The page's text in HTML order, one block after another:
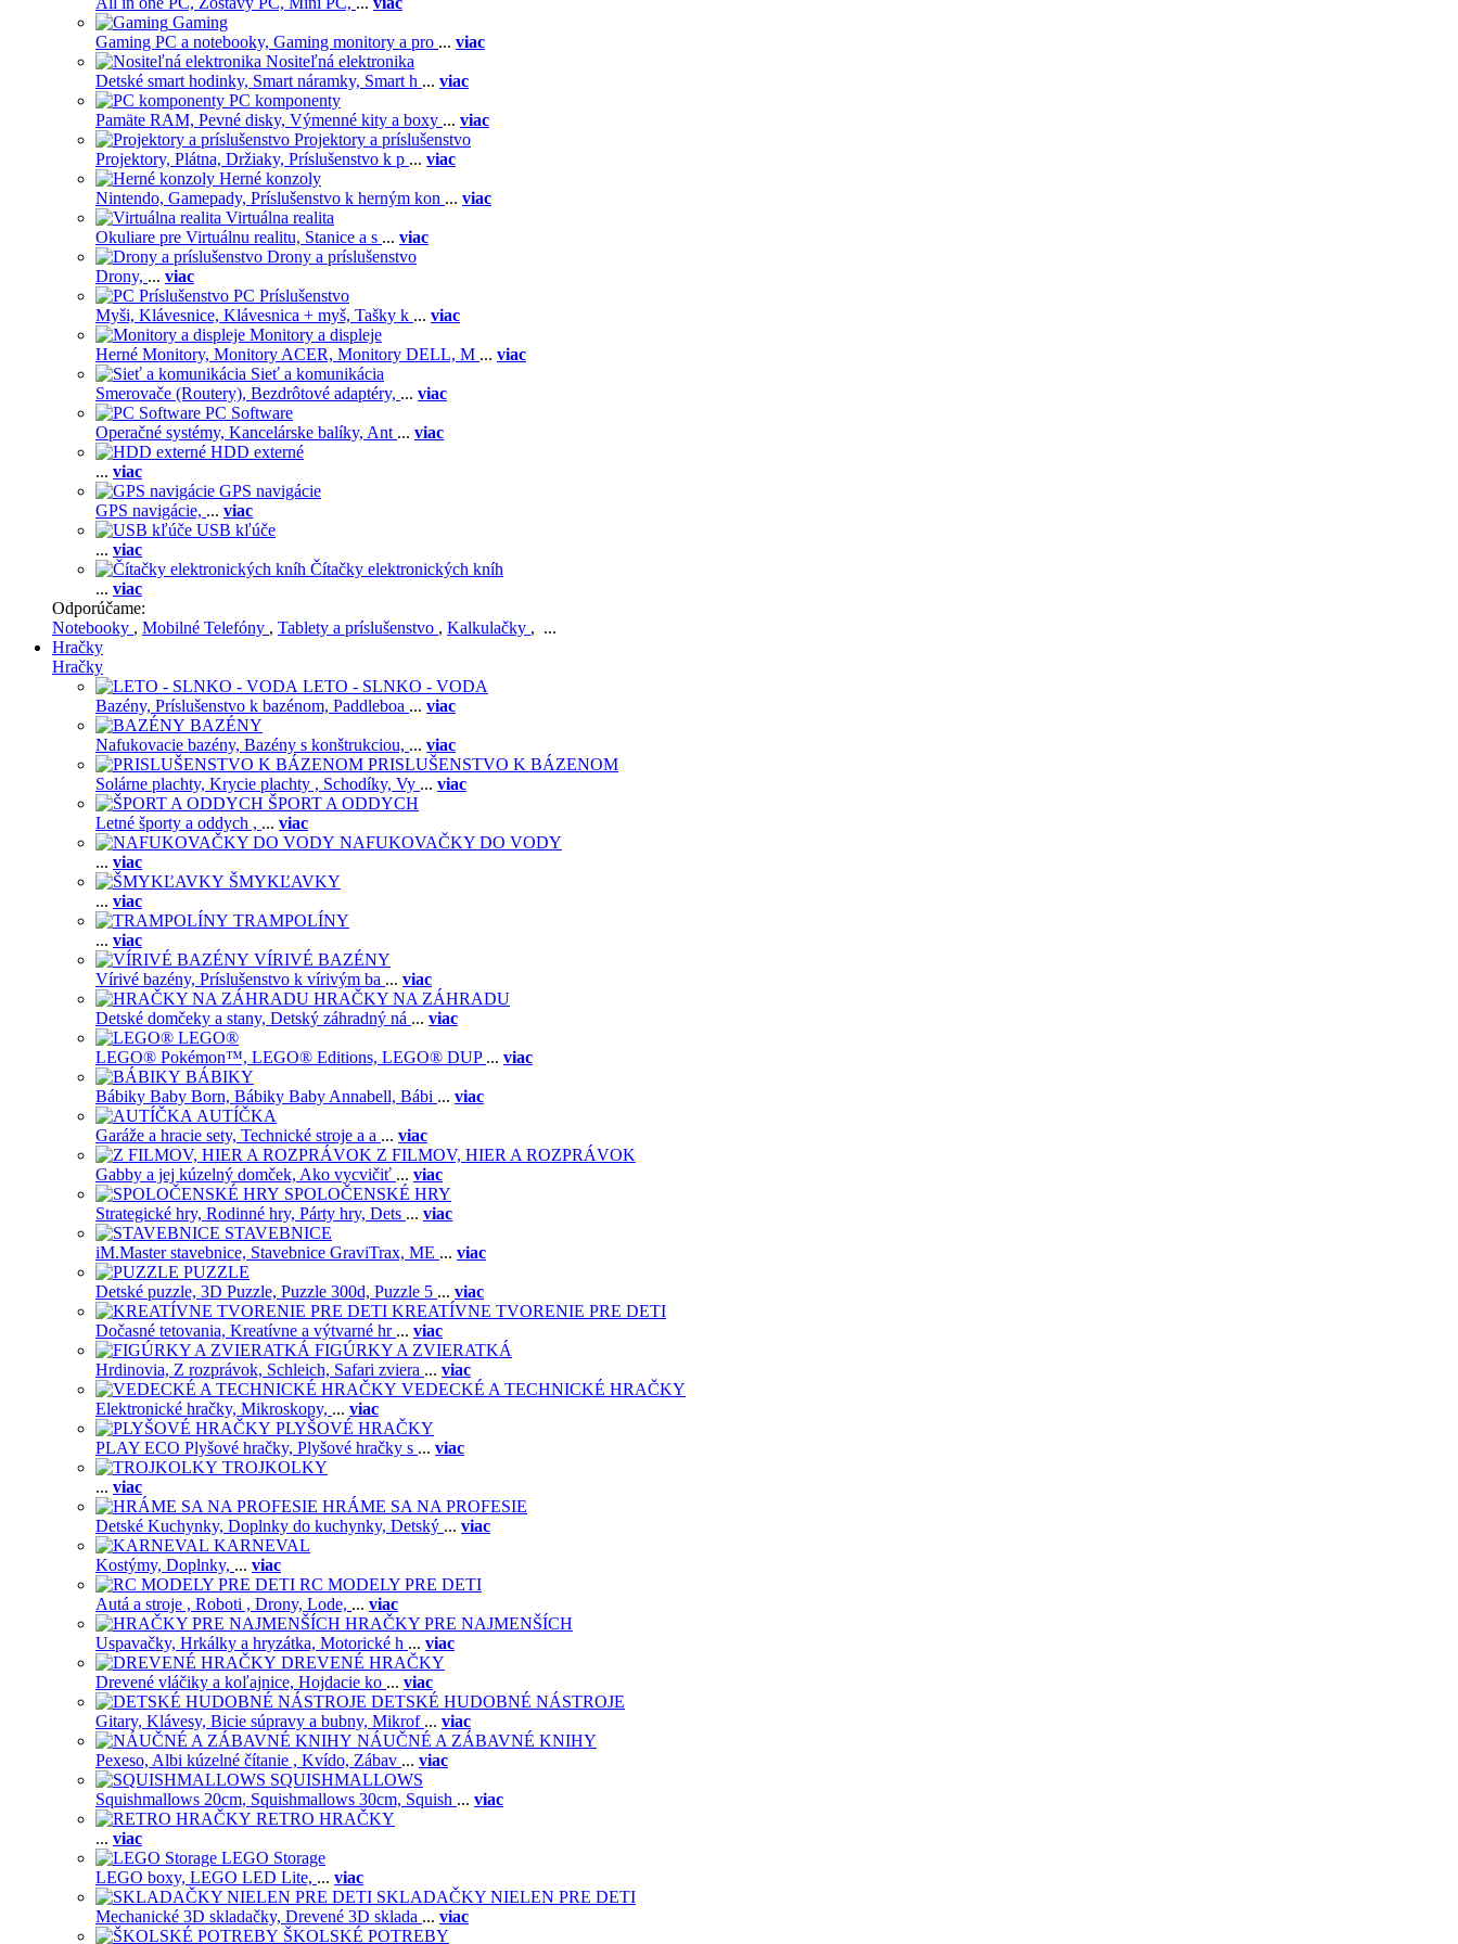
Gaming
Gaming PC a notebooky, Gaming monitory a pro ... viac
Nositeľná elektronika
Detské smart hodinky, Smart náramky, Smart h ... viac
PC komponenty
Pamäte RAM, Pevné disky, Výmenné kity a boxy ... viac
Projektory a príslušenstvo
Projektory, Plátna, Držiaky, Príslušenstvo k p ... viac
Herné konzoly
Nintendo, Gamepady, Príslušenstvo k herným kon ... viac
Virtuálna realita
Okuliare pre Virtuálnu realitu, Stanice a s ... viac
Drony a príslušenstvo
Drony, ... viac
PC Príslušenstvo
Myši, Klávesnice, Klávesnica + myš, Tašky k ... viac
Monitory a displeje
Herné Monitory, Monitory ACER, Monitory DELL, M ... viac
Sieť a komunikácia
Smerovače (Routery), Bezdrôtové adaptéry, ... viac
PC Software
Operačné systémy, Kancelárske balíky, Ant ... viac
HDD externé
... viac
GPS navigácie
GPS navigácie, ... viac
USB kľúče
... viac
Čítačky elektronických kníh
... viac
Odporúčame:
Notebooky , Mobilné Telefóny , Tablety a príslušenstvo , Kalkulačky , ...
Hračky
Hračky
LETO - SLNKO - VODA
Bazény, Príslušenstvo k bazénom, Paddleboa ... viac
BAZÉNY
Nafukovacie bazény, Bazény s konštrukciou, ... viac
PRISLUŠENSTVO K BÁZENOM
Solárne plachty, Krycie plachty , Schodíky, Vy ... viac
ŠPORT A ODDYCH
Letné športy a oddych , ... viac
NAFUKOVAČKY DO VODY
... viac
ŠMYKĽAVKY
... viac
TRAMPOLÍNY
... viac
VÍRIVÉ BAZÉNY
Vírivé bazény, Príslušenstvo k vírivým ba ... viac
HRAČKY NA ZÁHRADU
Detské domčeky a stany, Detský záhradný ná ... viac
LEGO®
LEGO® Pokémon™, LEGO® Editions, LEGO® DUP ... viac
BÁBIKY
Bábiky Baby Born, Bábiky Baby Annabell, Bábi ... viac
AUTÍČKA
Garáže a hracie sety, Technické stroje a a ... viac
Z FILMOV, HIER A ROZPRÁVOK
Gabby a jej kúzelný domček, Ako vycvičiť ... viac
SPOLOČENSKÉ HRY
Strategické hry, Rodinné hry, Párty hry, Dets ... viac
STAVEBNICE
iM.Master stavebnice, Stavebnice GraviTrax, ME ... viac
PUZZLE
Detské puzzle, 3D Puzzle, Puzzle 300d, Puzzle 5 ... viac
KREATÍVNE TVORENIE PRE DETI
Dočasné tetovania, Kreatívne a výtvarné hr ... viac
FIGÚRKY A ZVIERATKÁ
Hrdinovia, Z rozprávok, Schleich, Safari zviera ... viac
VEDECKÉ A TECHNICKÉ HRAČKY
Elektronické hračky, Mikroskopy, ... viac
PLYŠOVÉ HRAČKY
PLAY ECO Plyšové hračky, Plyšové hračky s ... viac
TROJKOLKY
... viac
HRÁME SA NA PROFESIE
Detské Kuchynky, Doplnky do kuchynky, Detský ... viac
KARNEVAL
Kostýmy, Doplnky, ... viac
RC MODELY PRE DETI
Autá a stroje , Roboti , Drony, Lode, ... viac
HRAČKY PRE NAJMENŠÍCH
Uspavačky, Hrkálky a hryzátka, Motorické h ... viac
DREVENÉ HRAČKY
Drevené vláčiky a koľajnice, Hojdacie ko ... viac
DETSKÉ HUDOBNÉ NÁSTROJE
Gitary, Klávesy, Bicie súpravy a bubny, Mikrof ... viac
NÁUČNÉ A ZÁBAVNÉ KNIHY
Pexeso, Albi kúzelné čítanie , Kvído, Zábav ... viac
SQUISHMALLOWS
Squishmallows 20cm, Squishmallows 30cm, Squish ... viac
RETRO HRAČKY
... viac
LEGO Storage
LEGO boxy, LEGO LED Lite, ... viac
SKLADAČKY NIELEN PRE DETI
Mechanické 3D skladačky, Drevené 3D sklada ... viac
ŠKOLSKÉ POTREBY